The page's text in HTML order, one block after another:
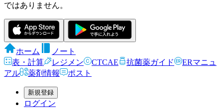
ではありません。
ホーム
ノート
表・計算
レジメン CTCAE 抗菌薬ガイド
ERマニュ
アル
薬剤情報 ポスト
新規登録
ログイン